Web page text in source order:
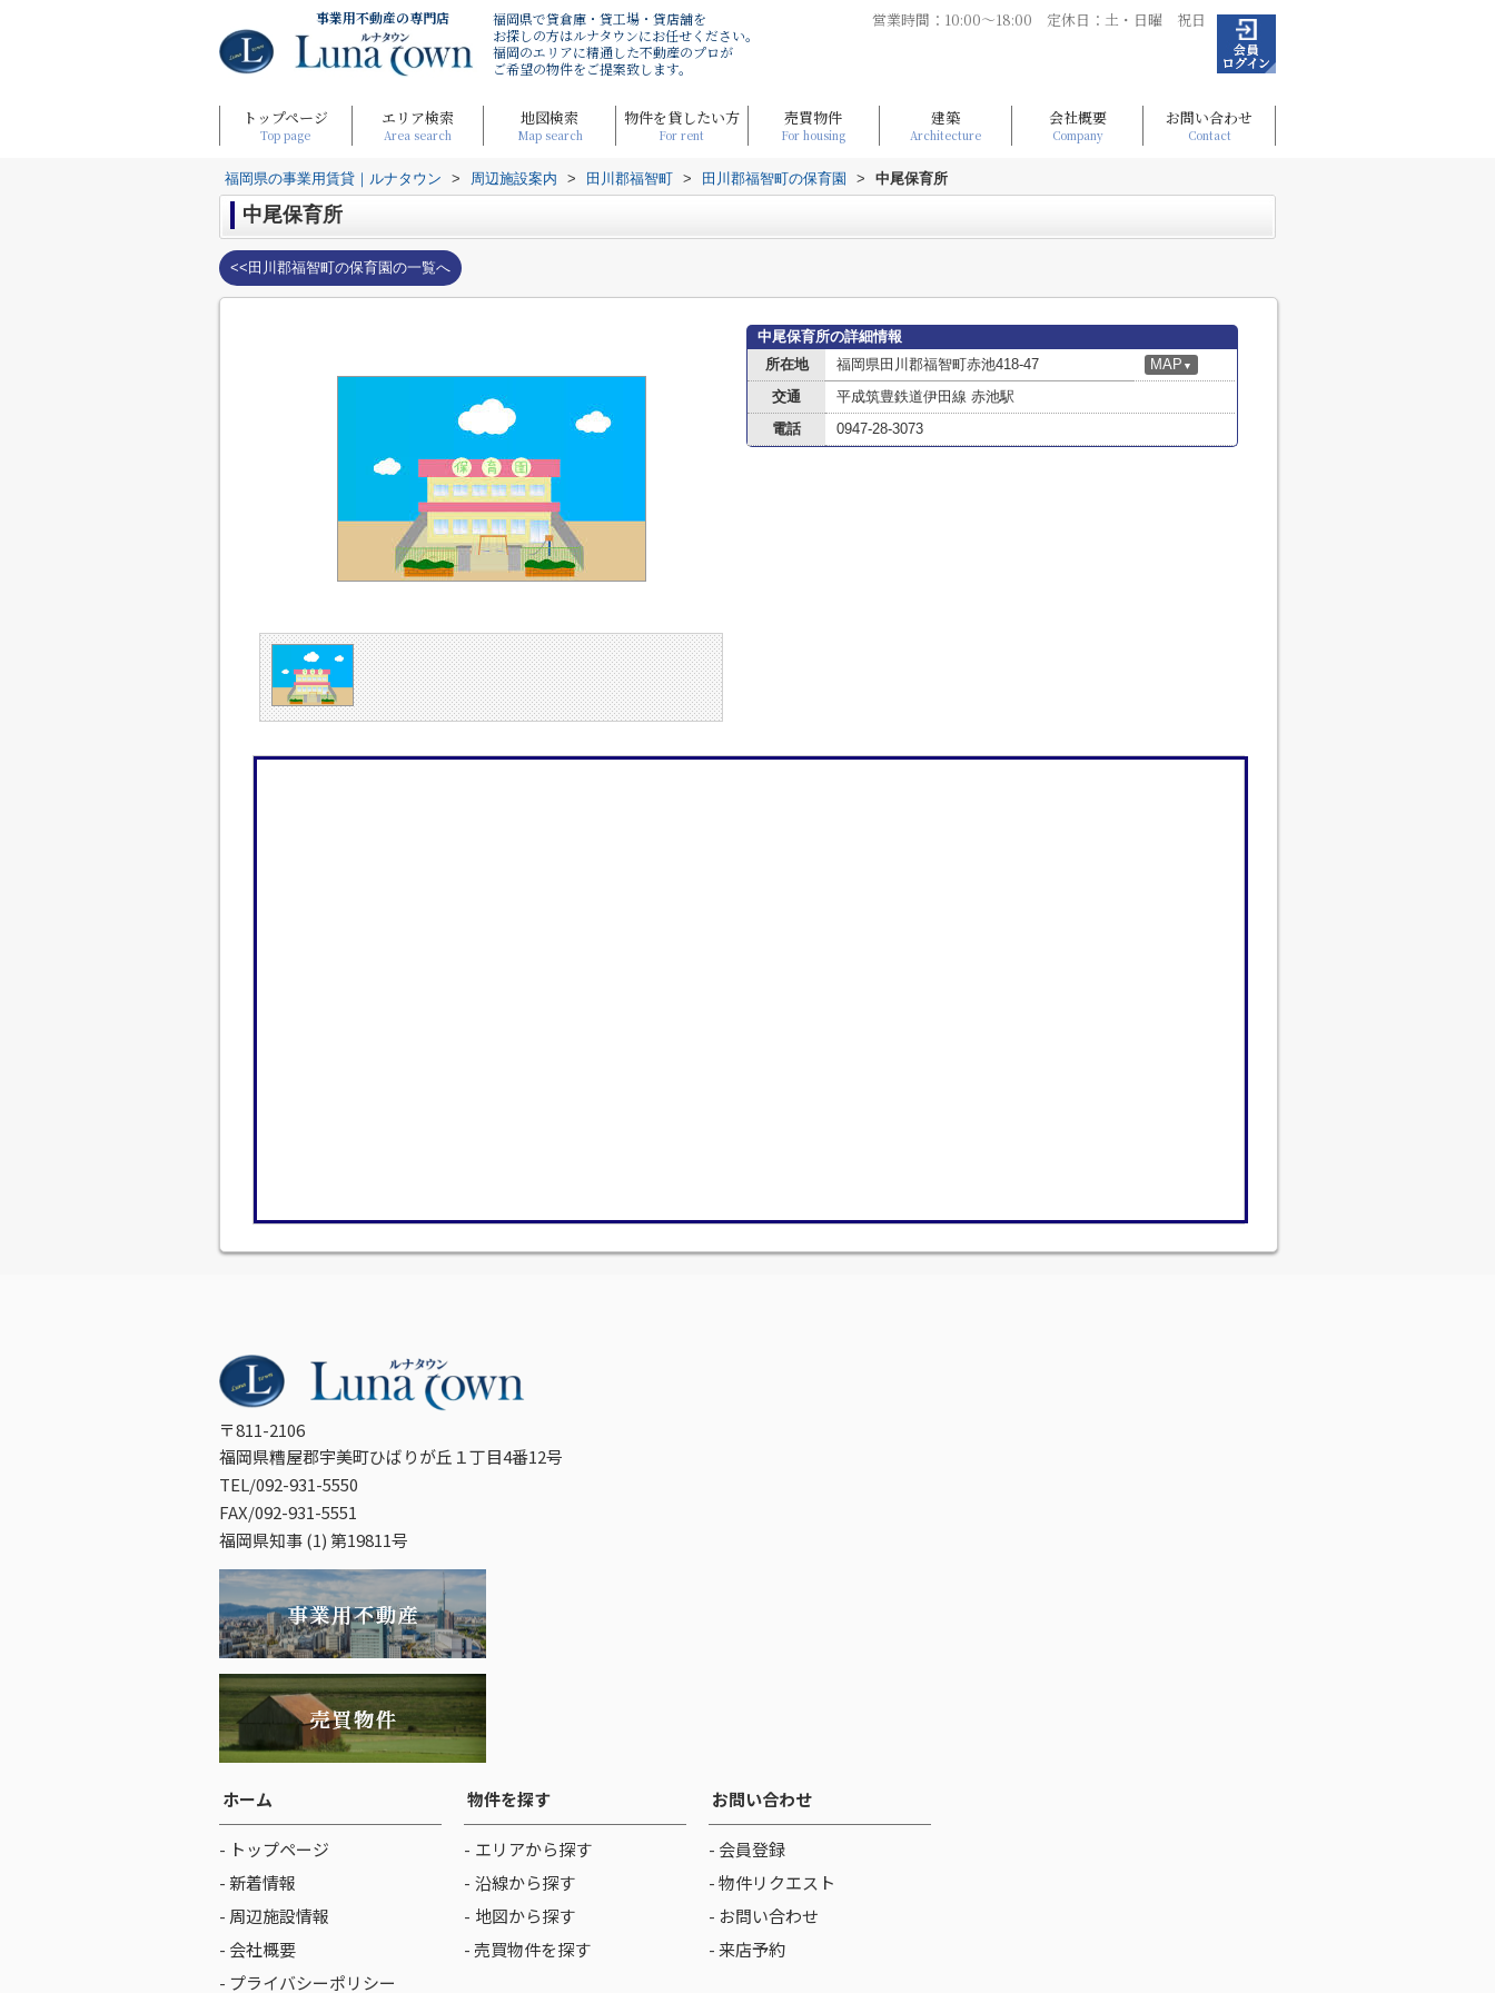
事業用不動産の専門店
福岡県で貸倉庫・貸工場・貸店舗を
お探しの方はルナタウンにお任せください。
福岡のエリアに精通した不動産のプロが
ご希望の物件をご提案致します。
営業時間：10:00～18:00 定休日：土・日曜 祝日
トップページ
Top page
エリア検索
Area search
地図検索
Map search
物件を貸したい方
For rent
売買物件
For housing
建築
Architecture
会社概要
Company
お問い合わせ
Contact
福岡県の事業用賃貸｜ルナタウン > 周辺施設案内 > 田川郡福智町 > 田川郡福智町の保育園 > 中尾保育所
中尾保育所
<<田川郡福智町の保育園の一覧へ
中尾保育所の詳細情報
所在地
福岡県田川郡福智町赤池418-47 MAP ▼
交通
平成筑豊鉄道伊田線 赤池駅
電話
0947-28-3073
〒811-2106
福岡県糟屋郡宇美町ひばりが丘１丁目4番12号
TEL/092-931-5550
FAX/092-931-5551
福岡県知事 (1) 第19811号
ホーム
- トップページ
- 新着情報
- 周辺施設情報
- 会社概要
- プライバシーポリシー
物件を探す
エリアから探す
沿線から探す
地図から探す
- 売買物件を探す
お問い合わせ
- 会員登録
- 物件リクエスト
- お問い合わせ
- 来店予約